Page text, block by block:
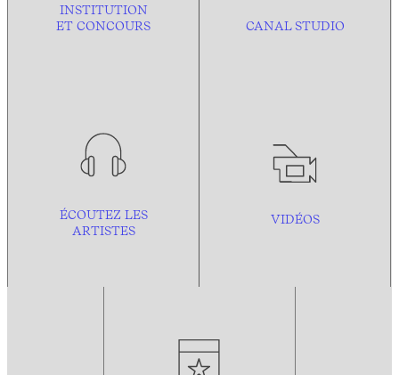
INSTITUTION
ET CONCOURS
CANAL STUDIO
ÉCOUTEZ LES
ARTISTES
VIDÉOS